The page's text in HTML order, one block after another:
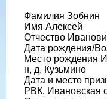
Фамилия Зобнин
Имя Алексей
Отчество
Дата рождения/
Место рождения
н, д. Кузьмино
Дата и место
РВК, Ивановская